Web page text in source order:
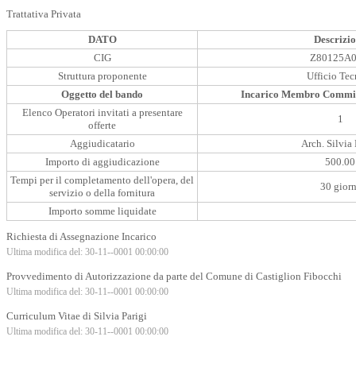
Trattativa Privata
DATO
CIG
Struttura proponente
Ufficio
Oggetto del bando
Incarico Membro
Elenco Operatori invitati a presentare
offerte
1
Aggiudicatario
Arch. Silvia
Importo di aggiudicazione
500.00
Tempi per il completamento dell'opera, del
servizio o della fornitura
30
Importo somme liquidate
Richiesta di Assegnazione Incarico
Ultima modifica del: 30-11--0001 00:00:00
Provvedimento di Autorizzazione da parte del Comune di Castiglion Fibocchi
Ultima modifica del: 30-11--0001 00:00:00
Curriculum Vitae di Silvia Parigi
Ultima modifica del: 30-11--0001 00:00:00